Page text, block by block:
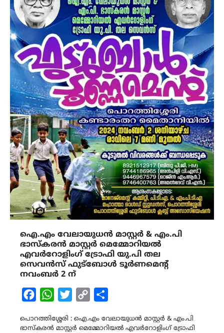
ഐ.എം വേലായുധൻ മാസ്റ്റർ & എം.പി
ഭാസ്‌ക‌രൻ മാസ്റ്റർ മെമ്മോറിയൽ
എവർറോളിംഗ് ട്രോഫി യു.പി തല
സെവൻസ് ഫുട്ബോൾ ടൂർണമെന്റ്
നവംബർ 2 ന്
FacebookWhatsAppTwitterCopy
പൊറത്തിശ്ശേരി : ഐ.എം വേലായുധൻ മാസ്റ്റർ & എം.പി
ഭാസ്‌ക‌രൻ മാസ്റ്റർ മെമ്മോറിയൽ എവർറോളിംഗ് ട്രോഫി